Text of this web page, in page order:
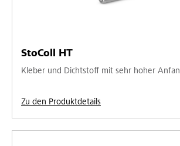
StoColl HT
Kleber und Dichtstoff mit sehr hoher
Zu den Produktdetails